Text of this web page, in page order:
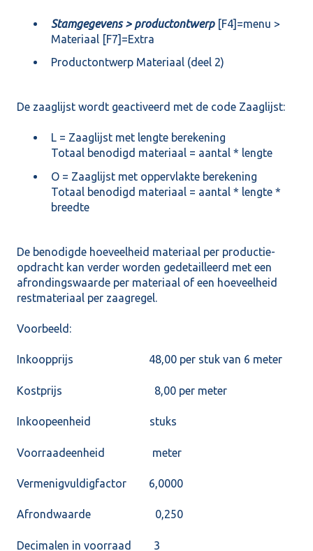
Stamgegevens > productontwerp [F4]=menu >
Materiaal [F7]=Extra
Productontwerp Materiaal (deel 2)
De zaaglijst wordt geactiveerd met de code Zaaglijst:
L = Zaaglijst met lengte berekening
Totaal benodigd materiaal = aantal * lengte
O = Zaaglijst met oppervlakte berekening
Totaal benodigd materiaal = aantal * lengte *
breedte
De benodigde hoeveelheid materiaal per productie-
opdracht kan verder worden gedetailleerd met een
afrondingswaarde per materiaal of een hoeveelheid
restmateriaal per zaagregel.
Voorbeeld:
Inkoopprijs 48,00 per stuk van 6 meter
Kostprijs 8,00 per meter
Inkoopeenheid stuks
Voorraadeenheid meter
Vermenigvuldigfactor 6,0000
Afrondwaarde 0,250
Decimalen in voorraad 3